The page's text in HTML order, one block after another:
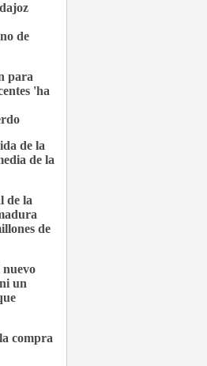
de
para
'ha
de la
de la
de la
de
nuevo
un
compra